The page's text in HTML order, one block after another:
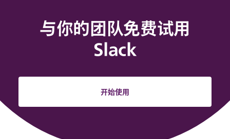
与你的团队免费试用
Slack
开始使用